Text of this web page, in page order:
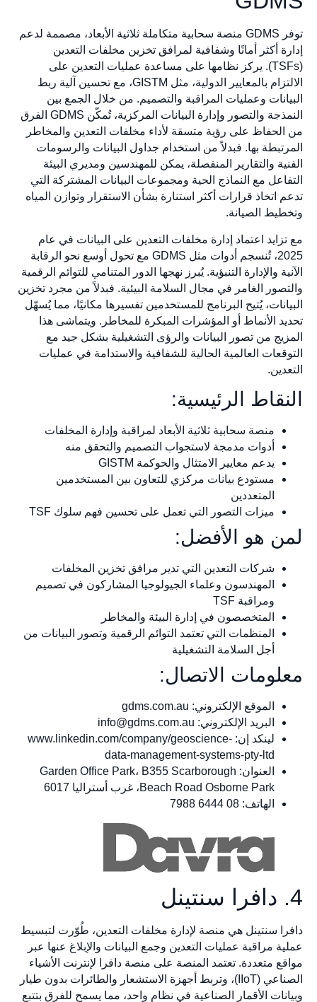
توفر GDMS منصة سحابية متكاملة ثلاثية الأبعاد، مصممة لدعم
إدارة أكثر أمانًا وشفافية لمرافق تخزين مخلفات التعدين
(TSFs). يركز نظامها على مساعدة عمليات التعدين على
الالتزام بالمعايير الدولية، مثل GISTM، مع تحسين آلية ربط
البيانات وعمليات المراقبة والتصميم. من خلال الجمع بين
النمذجة والتصور وإدارة البيانات المركزية، تُمكّن GDMS الفرق
من الحفاظ على رؤية متسقة لأداء مخلفات التعدين والمخاطر
المرتبطة بها. فبدلاً من استخدام جداول البيانات والرسومات
الفنية والتقارير المنفصلة، يمكن للمهندسين ومديري البيئة
التفاعل مع النماذج الحية ومجموعات البيانات المشتركة التي
تدعم اتخاذ قرارات أكثر استنارة بشأن الاستقرار وتوازن المياه
وتخطيط الصيانة.
مع تزايد اعتماد إدارة مخلفات التعدين على البيانات في عام
2025، تُنسجم أدوات مثل GDMS مع تحول أوسع نحو الرقابة
الآنية والإدارة التنبؤية. يُبرز نهجها الدور المتنامي للتوائم الرقمية
والتصور الغامر في مجال السلامة البيئية. فبدلاً من مجرد تخزين
البيانات، يُتيح البرنامج للمستخدمين تفسيرها مكانيًا، مما يُسهّل
تحديد الأنماط أو المؤشرات المبكرة للمخاطر. ويتماشى هذا
المزيج من تصور البيانات والرؤى التشغيلية بشكل جيد مع
التوقعات العالمية الحالية للشفافية والاستدامة في عمليات
التعدين.
النقاط الرئيسية:
منصة سحابية ثلاثية الأبعاد لمراقبة وإدارة المخلفات
أدوات مدمجة لاستجواب التصميم والتحقق منه
يدعم معايير الامتثال والحوكمة GISTM
مستودع بيانات مركزي للتعاون بين المستخدمين
المتعددين
ميزات التصور التي تعمل على تحسين فهم سلوك TSF
لمن هو الأفضل:
شركات التعدين التي تدير مرافق تخزين المخلفات
المهندسون وعلماء الجيولوجيا المشاركون في تصميم
ومراقبة TSF
المتخصصون في إدارة البيئة والمخاطر
المنظمات التي تعتمد التوائم الرقمية وتصور البيانات من
أجل السلامة التشغيلية
معلومات الاتصال:
الموقع الإلكتروني: gdms.com.au
البريد الإلكتروني: info@gdms.com.au
لينكد إن: www.linkedin.com/company/geoscience-
data-management-systems-pty-ltd
العنوان: Garden Office Park، B355 Scarborough
Beach Road Osborne Park، غرب أستراليا 6017
الهاتف: 08 6444 7988
4. دافرا سنتينل
دافرا سنتينل هي منصة لإدارة مخلفات التعدين، طُوّرت لتبسيط
عملية مراقبة عمليات التعدين وجمع البيانات والإبلاغ عنها عبر
مواقع متعددة. تعتمد المنصة على منصة دافرا لإنترنت الأشياء
الصناعي (IIoT)، وتربط أجهزة الاستشعار والطائرات بدون طيار
وبيانات الأقمار الصناعية في نظام واحد، مما يسمح للفرق بتتبع